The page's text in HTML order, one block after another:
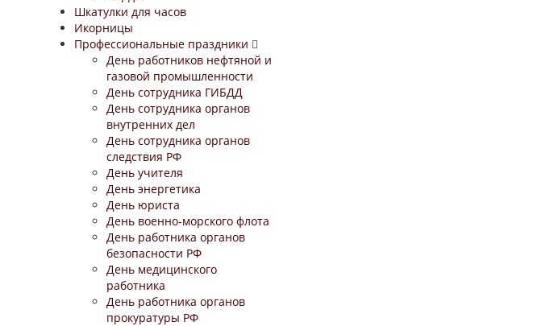
Шкатулки для часов
Икорницы
Профессиональные праздники
День работников нефтяной и
газовой промышленности
День сотрудника ГИБДД
День сотрудника органов
внутренних дел
День сотрудника органов
следствия РФ
День учителя
День энергетика
День юриста
День военно-морского флота
День работника органов
безопасности РФ
День медицинского
работника
День работника органов
прокуратуры РФ